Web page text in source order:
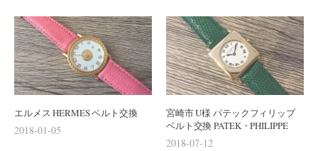
ン
エルメス HERMES ベルト交換
2018-01-05
宮崎市 U様 パテックフィリップ
ベルト交換 PATEK・PHILIPPE
2018-07-12